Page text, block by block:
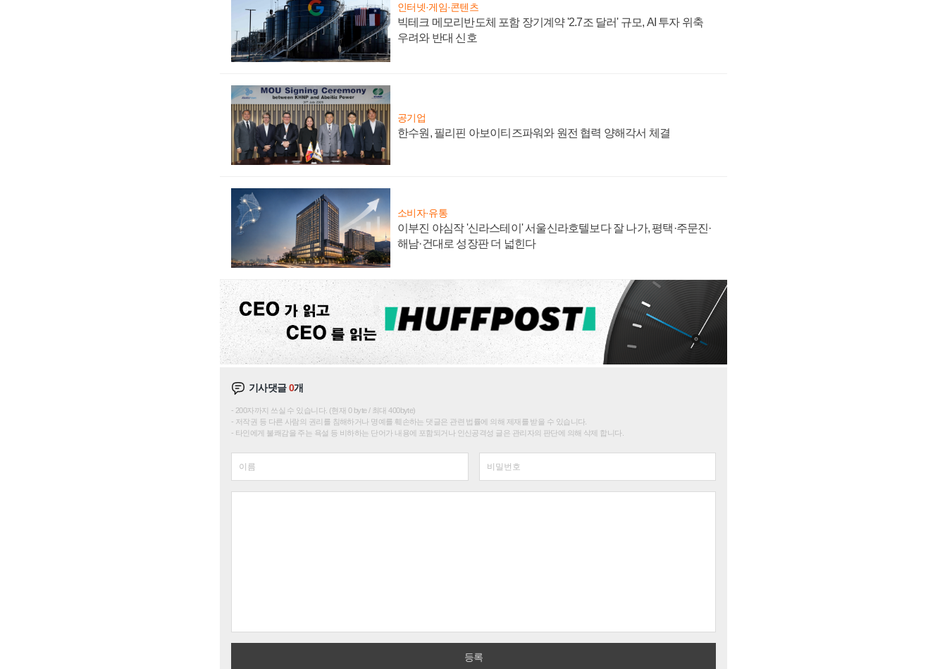
인터넷·게임·콘텐츠
빅테크 메모리반도체 포함 장기계약 '2.7조 달러' 규모, AI 투자 위축
우려와 반대 신호
공기업
한수원, 필리핀 아보이티즈파워와 원전 협력 양해각서 체결
소비자·유통
이부진 야심작 '신라스테이' 서울신라호텔보다 잘 나가, 평택·주문진·
해남·건대로 성장판 더 넓힌다
기사댓글0개
200자까지 쓰실 수 있습니다. (현재 0 byte / 최대 400byte)
저작권 등 다른 사람의 권리를 침해하거나 명예를 훼손하는 댓글은 관련 법률에 의해 제재를 받을 수 있습니다.
타인에게 불쾌감을 주는 욕설 등 비하하는 단어가 내용에 포함되거나 인신공격성 글은 관리자의 판단에 의해 삭제 합니다.